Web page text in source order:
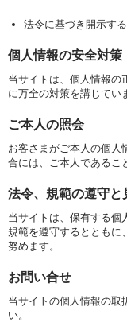
法令に基づき開示す
個人情報の安全対策
当サイトは、個人情報の
に万全の対策を講じてい
ご本人の照会
お客さまがご本人の個人
合には、ご本人であるこ
法令、規範の遵守と
当サイトは、保有する個
規範を遵守するとともに
努めます。
お問い合せ
当サイトの個人情報の取
い。